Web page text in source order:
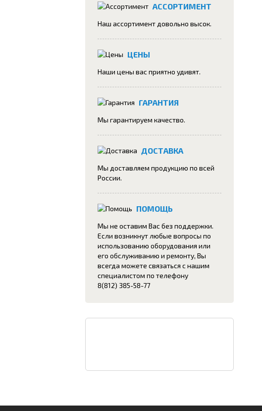
АССОРТИМЕНТ
Наш ассортимент довольно высок.
ЦЕНЫ
Наши цены вас приятно удивят.
ГАРАНТИЯ
Мы гарантируем качество.
ДОСТАВКА
Мы доставляем продукцию по всей
России.
ПОМОЩЬ
Мы не оставим Вас без поддержки.
Если возникнут любые вопросы по
использованию оборудования или
его обслуживанию и ремонту, Вы
всегда можете связаться с нашим
специалистом по телефону
8(812) 385-58-77